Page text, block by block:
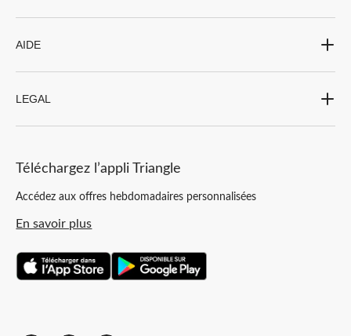
AIDE
LEGAL
Téléchargez l’appli Triangle
Accédez aux offres hebdomadaires personnalisées
En savoir plus